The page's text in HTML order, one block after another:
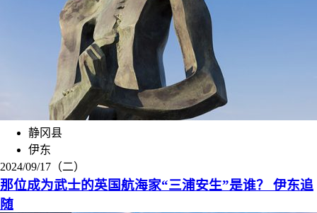
静冈县
伊东
2024/09/17（二）
那位成为武士的英国航海家“三浦安生”是谁？ 伊东追
随